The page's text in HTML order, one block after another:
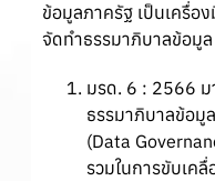
ข้อมูลภาครัฐ เป็นเครื่อ
จัดทำธรรมาภิบาลข้อมู
มรด. 6 : 2566 ม
ธรรมาภิบาลข้อ
(Data
รวมในการขับเค